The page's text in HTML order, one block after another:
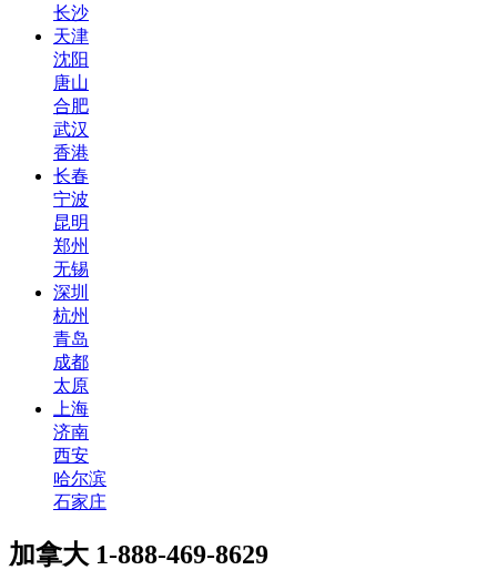
长沙
天津
沈阳
唐山
合肥
武汉
香港
长春
宁波
昆明
郑州
无锡
深圳
杭州
青岛
成都
太原
上海
济南
西安
哈尔滨
石家庄
加拿大 1-888-469-8629